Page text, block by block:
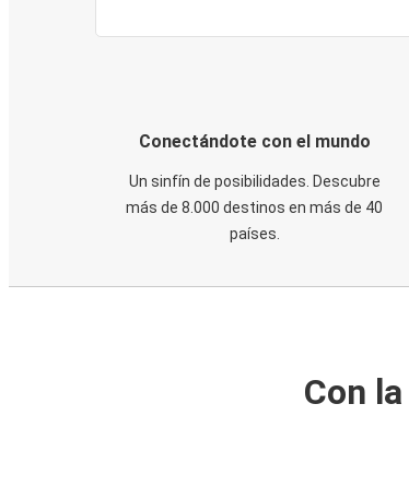
Conectándote con el mundo
Un sinfín de posibilidades. Descubre
más de 8.000 destinos en más de 40
países.
Con